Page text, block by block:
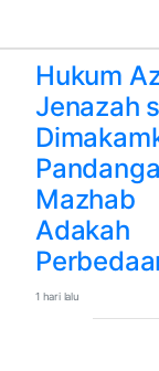
Hukum
Jenazah
Mazhab
Adakah
1 hari lalu